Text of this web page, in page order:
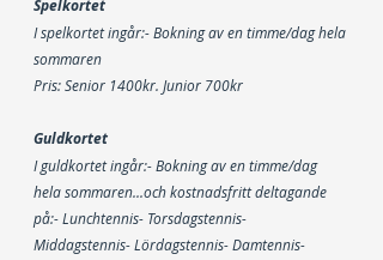
Spelkortet
I spelkortet ingår:- Bokning av en timme/dag hela
sommaren
Pris: Senior 1400kr. Junior 700kr
Guldkortet
I guldkortet ingår:- Bokning av en timme/dag
hela sommaren...och kostnadsfritt deltagande
på:- Lunchtennis- Torsdagstennis-
Middagstennis- Lördagstennis- Damtennis-